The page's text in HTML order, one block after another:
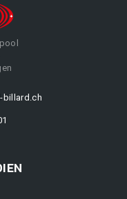
billard.ch